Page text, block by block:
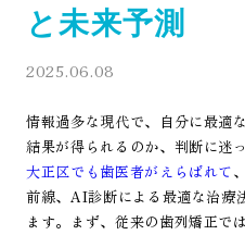
と未来予測
2025.06.08
情報過多な現代で、自分に最適
結果が得られるのか、判断に迷
大正区でも歯医者がえらばれて
前線、AI診断による最適な治療
ます。まず、従来の歯列矯正で